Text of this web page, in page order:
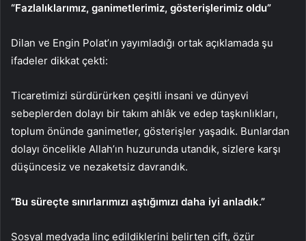
“Fazlalıklarımız, ganimetlerimiz, gösterişlerimiz oldu”
Dilan ve Engin Polat’ın yayımladığı ortak açıklamada şu
ifadeler dikkat çekti:
Ticaretimizi sürdürürken çeşitli insani ve dünyevi
sebeplerden dolayı bir takım ahlâk ve edep taşkınlıkları,
toplum önünde ganimetler, gösterişler yaşadık. Bunlardan
dolayı öncelikle Allah’ın huzurunda utandık, sizlere karşı
düşüncesiz ve nezaketsiz davrandık.
“Bu süreçte sınırlarımızı aştığımızı daha iyi anladık.”
Sosyal medyada linç edildiklerini belirten çift, özür